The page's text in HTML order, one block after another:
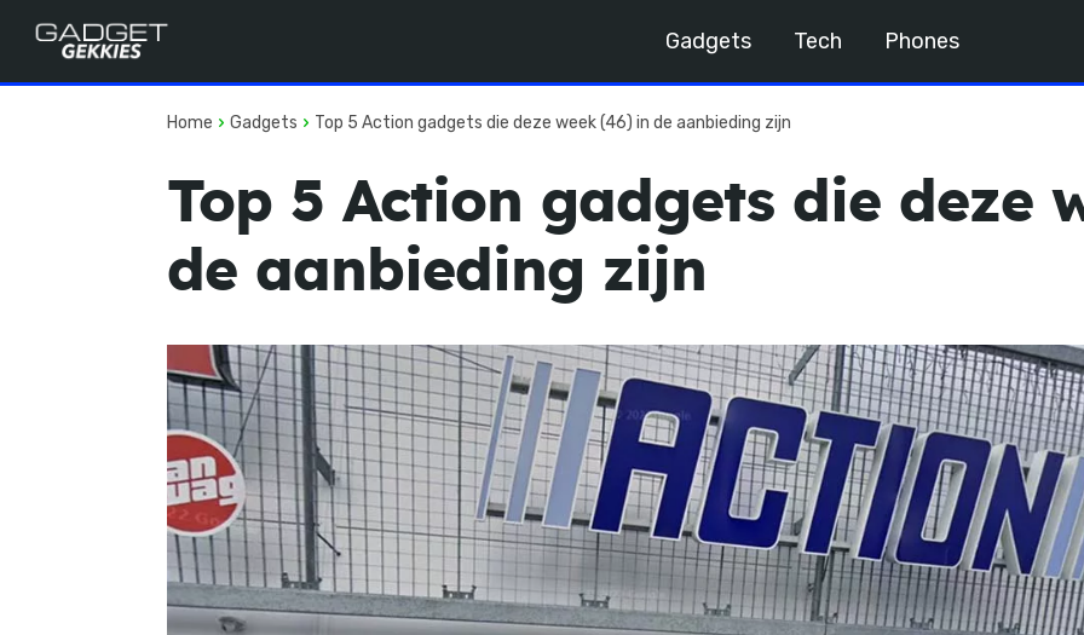
Gadgets Tech Phones
Home Gadgets Top 5 Action gadgets die deze week (46) in de aanbieding zijn
Top 5 Action gadgets die deze
de aanbieding zijn